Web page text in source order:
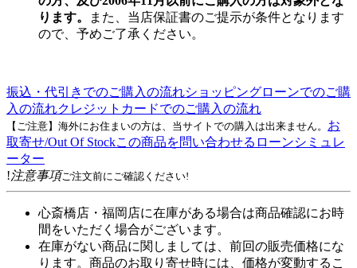
ります。
また、当店保証書のご提示が条件となります
ので、予めご了承ください。
振込・代引きでのご購入の流れショッピングローンでのご購
入の流れクレジットカードでのご購入の流れ
【ご注意】海外にお住まいの方は、当サイトでの購入は出来ません。 お
取寄せ/Out Of Stockこの商品を問い合わせる ローンシミュレ
ーター
!注意事項ご注文前にご確認ください!
心斎橋店・福岡店に在庫がある場合は商品確認にお時
間をいただく場合がございます。
在庫がない商品に関しましては、前回の販売価格にな
ります。商品のお取り寄せ時には、価格が変動するこ